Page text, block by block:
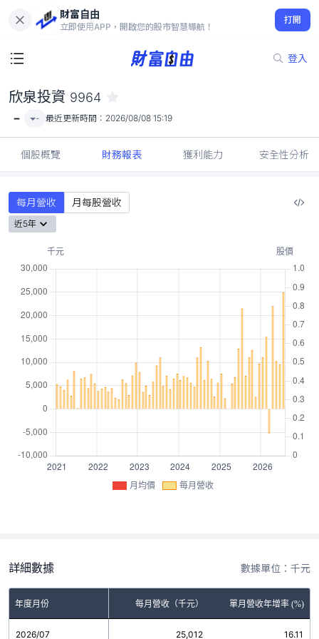
財富自由
立即使用APP，開啟您的股市智慧導航！
打開
登入
-
欣泉投資 9964
- - 最近更新時間： 2026/08/08 15:19
個股概覽 財務報表 獲利能力 安全性分析
每月營收 月每股營收
近5年
月均價 每月營收
詳細數據 數據單位：千元
年度月份 每月營收（千元） 單月營收年增率 (%)
2026/07 25,012 16.11